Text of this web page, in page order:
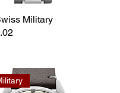
Military